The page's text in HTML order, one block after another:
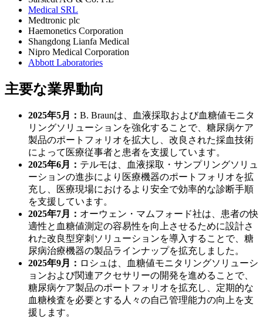
Medical SRL
Medtronic plc
Haemonetics Corporation
Shangdong Lianfa Medical
Nipro Medical Corporation
Abbott Laboratories
主要な業界動向
2025年5月： B. Braunは、血液採取および血糖値モニタ
リングソリューションを強化することで、糖尿病ケア
製品のポートフォリオを拡大し、改良された採血技術
によって医療従事者と患者を支援しています。
2025年6月： テルモは、血液採取・サンプリングソリュ
ーションの進歩により医療機器のポートフォリオを拡
充し、医療現場におけるより安全で効率的な診断手順
を支援しています。
2025年7月： オーウェン・マムフォード社は、患者の快
適性と血糖値測定の容易性を向上させるために設計さ
れた改良型穿刺ソリューションを導入することで、糖
尿病治療機器の製品ラインナップを拡充しました。
2025年9月： ロシュは、血糖値モニタリングソリューシ
ョンおよび関連アクセサリーの開発を進めることで、
糖尿病ケア製品のポートフォリオを拡充し、定期的な
血糖検査を必要とする人々の自己管理能力の向上を支
援します。